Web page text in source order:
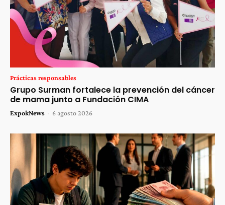
Prácticas responsables
Grupo Surman fortalece la prevención del cáncer
de mama junto a Fundación CIMA
ExpokNews - 6 agosto 2026